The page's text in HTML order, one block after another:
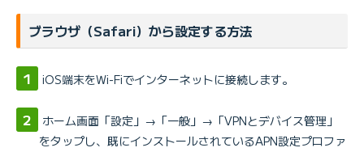
ブラウザ（Safari）から設定する方法
iOS端末をWi-Fiでインターネットに接続します。
ホーム画面「設定」→「一般」→「VPNとデバイス管理」
をタップし、既にインストールされているAPN設定プロファ